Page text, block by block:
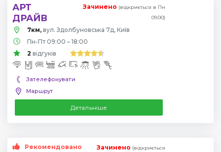
АРТ
ДРАЙВ
Зачинено (відкриється в Пн
09:00)
7км, вул. Здолбуновська 7д, Київ
Пн-Пт 09:00 – 18:00
2 відгуків
Зателефонувати
Маршрут
Детальніше
Рекомендовано Зачинено (відкриється